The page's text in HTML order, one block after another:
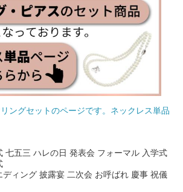
ングセットのページです。ネックレス単品
七五三 ハレの日 発表会 フォーマル 入学式
ィング 披露宴 二次会 お呼ばれ 慶事 祝儀